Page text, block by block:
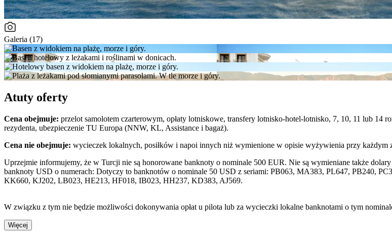
Galeria (17)
Atuty oferty
Cena obejmuje: przelot samolotem czarterowym, opłaty lotniskowe, transfery lotnisko-hotel-lotnisko, 7, 10, 11 lub
rezydenta, ubezpieczenie TU Europa (NNW, KL, Assistance i bagaż).
Cena nie obejmuje: wycieczek lokalnych, posiłków i napoi innych niż wymienione w opisie wyżywienia przy każdym
Uprzejmie informujemy, że w Turcji nie są honorowane banknoty o nominale 500 EUR. Nie są wymieniane także
banknoty USD o numerach: Dotyczy to banknotów o nominale 50 USD z seriami: PB063, MA383, PL647, PB240,
KK660, KJ202, LB023, HE213, HF018, IB023, HH237, KD383, AJ569.
W związku z tym nie będzie możliwości dokonywania opłat u pilota lub za wycieczki lokalne banknotami o tym
Więcej